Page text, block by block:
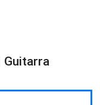
Guitarra